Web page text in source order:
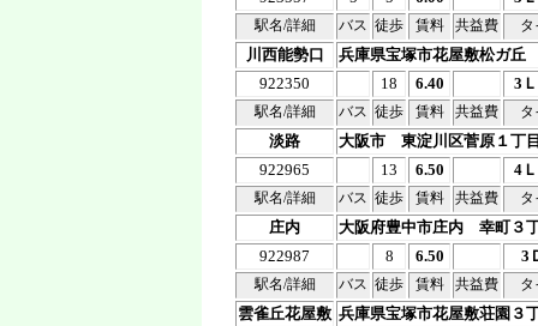
駅名/詳細 バス 徒歩 賃料 共益費 タ
川西能勢口
兵庫県宝塚市花屋敷松ガ丘
922350
18 6.40 3
駅名/詳細 バス 徒歩 賃料 共益費 タ
淡路
大阪市 東淀川区菅原１丁
922965
13 6.50 4
駅名/詳細 バス 徒歩 賃料 共益費 タ
庄内
大阪府豊中市庄内 幸町３
922987
8 6.50 3
駅名/詳細 バス 徒歩 賃料 共益費 タ
雲雀丘花屋敷 兵庫県宝塚市花屋敷荘園３